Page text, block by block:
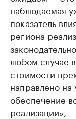
наблюдаемая
показатель
региона
любом случае
стоимости
направлено на
обеспечение
реализации»,